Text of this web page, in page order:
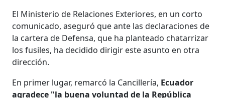
El Ministerio de Relaciones Exteriores, en un corto
comunicado, aseguró que ante las declaraciones de
la cartera de Defensa, que ha planteado chatarrizar
los fusiles, ha decidido dirigir este asunto en otra
dirección.
En primer lugar, remarcó la Cancillería, Ecuador
agradece "la buena voluntad de la República